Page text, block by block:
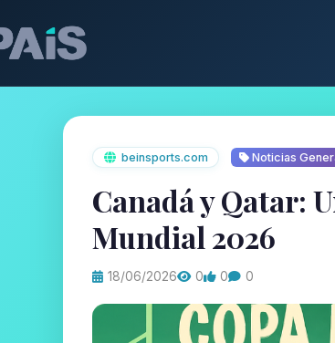
beinsports.com Noticias
Canadá y Qatar:
Mundial 2026
18/06/2026 0 0 0